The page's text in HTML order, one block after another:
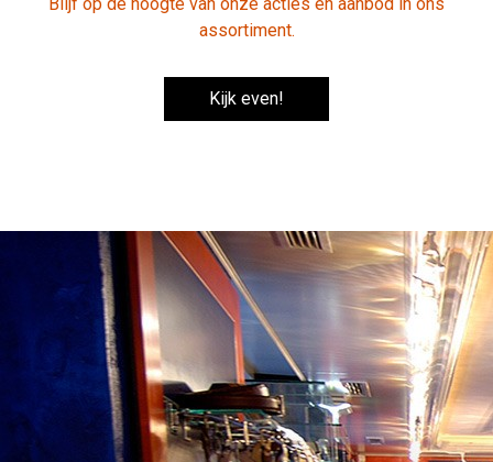
Blijf op de hoogte van onze acties en aanbod in ons
assortiment.
Kijk even!